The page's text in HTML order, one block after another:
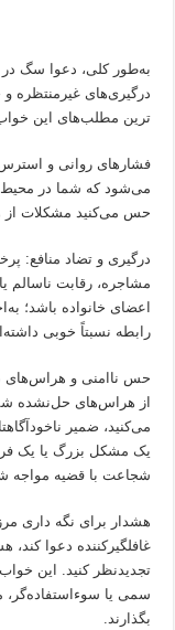
به‌طور کلی، دعوا سگ در
درگیری‌های غیرمنتظره
ترین مطلب‌های این خواب
فشارهای روانی و
می‌شود که شما در محیط
حس می‌کنید مشکلات از
درگیری و تضاد منافع:
مشاجره، رقابت ناسالم
اعضای خانواده باشد؛
رابطه نسبتاً خوبی
حس ناامنی و هراس‌های
از هراس‌های حل‌نشده
می‌کنید، ضمیر
یک مشکل بزرگ یا یک
شجاعت با قضیه مواجه
هشدار برای نگه داری
غافلگیرکننده دعوا
تجدیدنظر کنید. این
سمی یا
بگذارند.